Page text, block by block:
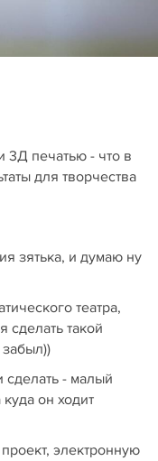
3Д печатью - что в
для творчества
зятька, и думаю ну
театра,
сделать такой
сделать - малый
он ходит
электронную